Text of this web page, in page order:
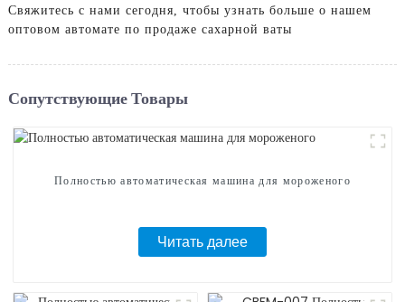
Свяжитесь с нами сегодня, чтобы узнать больше о нашем
оптовом автомате по продаже сахарной ваты
Сопутствующие Товары
Полностью автоматическая машина для мороженого
Читать далее